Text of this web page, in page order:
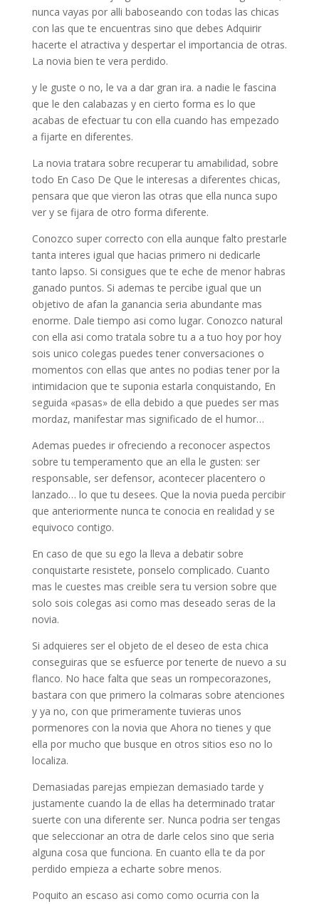
nunca vayas por alli baboseando con todas las chicas
con las que te encuentras sino que debes Adquirir
hacerte el atractiva y despertar el importancia de otras.
La novia bien te vera perdido.
y le guste o no, le va a dar gran ira. a nadie le fascina
que le den calabazas y en cierto forma es lo que
acabas de efectuar tu con ella cuando has empezado
a fijarte en diferentes.
La novia tratara sobre recuperar tu amabilidad, sobre
todo En Caso De Que le interesas a diferentes chicas,
pensara que que vieron las otras que ella nunca supo
ver y se fijara de otro forma diferente.
Conozco super correcto con ella aunque falto prestarle
tanta interes igual que hacias primero ni dedicarle
tanto lapso. Si consigues que te eche de menor habras
ganado puntos. Si ademas te percibe igual que un
objetivo de afan la ganancia seri­a abundante mas
enorme. Dale tiempo asi­ como lugar. Conozco natural
con ella asi­ como tratala sobre tu a a tuo hoy por hoy
sois unico colegas puedes tener conversaciones o
momentos con ellas que antes no podias tener por la
intimidacion que te suponia estarla conquistando, En
seguida «pasas» de ella debido a que puedes ser mas
mordaz, manifestar mas significado de el humor…
Ademas puedes ir ofreciendo a reconocer aspectos
sobre tu temperamento que an ella le gusten: ser
responsable, ser defensor, acontecer placentero o
lanzado… lo que tu desees. Que la novia pueda percibir
que anteriormente nunca te conocia en realidad y se
equivoco contigo.
En caso de que su ego la lleva a debatir sobre
conquistarte resistete, ponselo complicado. Cuanto
mas le cuestes mas creible sera tu version sobre que
solo sois colegas asi­ como mas deseado seras de la
novia.
Si adquieres ser el objeto de el deseo de esta chica
conseguiras que se esfuerce por tenerte de nuevo a su
flanco. No hace falta que seas un rompecorazones,
bastara con que primero la colmaras sobre atenciones
y ya no, con que primeramente tuvieras unos
pormenores con la novia que Ahora no tienes y que
ella por mucho que busque en otros sitios eso no lo
localiza.
Demasiadas parejas empiezan demasiado tarde y
justamente cuando la de ellas ha determinado tratar
suerte con una diferente ser. Nunca podri­a ser tengas
que seleccionar an otra de darle celos sino que seri­a
alguna cosa que funciona. En cuanto ella te da por
perdido empieza a echarte sobre menos.
Poquito an escaso asi­ como como ocurria con la